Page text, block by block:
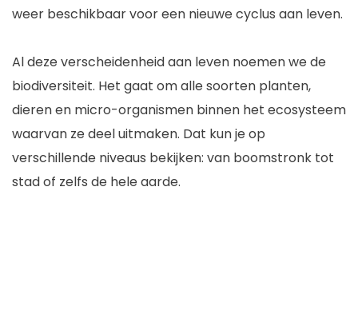
weer beschikbaar voor een nieuwe cyclus aan leven.
Al deze verscheidenheid aan leven noemen we de
biodiversiteit. Het gaat om alle soorten planten,
dieren en micro-organismen binnen het ecosysteem
waarvan ze deel uitmaken. Dat kun je op
verschillende niveaus bekijken: van boomstronk tot
stad of zelfs de hele aarde.